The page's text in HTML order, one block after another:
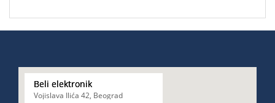
Beli elektronik
Vojislava Ilića 42, Beograd